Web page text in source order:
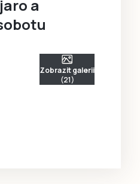
a
Zobrazit galerii
(21)